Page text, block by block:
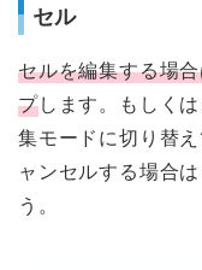
セル
セルを編集する場
プします。もしく
集モードに切り替
ャンセルする場合
う。